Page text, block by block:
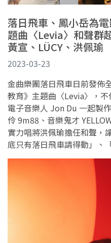
落日飛車、鳳小岳為
題曲〈Levia〉和聲群
黃宣、LÜCY、洪佩瑜
2023-03-23
金曲樂團落日飛車日前發佈
教育》主題曲〈Levia〉，
電子音樂人 Jon Du 一起製
伶 9m88、音樂鬼才
實力唱將洪佩瑜擔任和聲，
底只有落日飛車請得動」、